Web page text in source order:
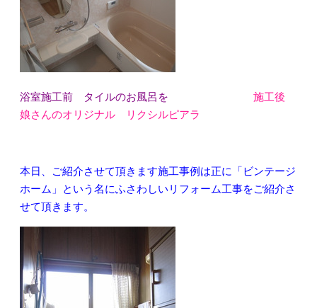
浴室施工前 タイルのお風呂を
施工後
娘さんのオリジナル リクシルピアラ
本日、ご紹介させて頂きます施工事例は正に「ビンテージ
ホーム」という名にふさわしいリフォーム工事をご紹介さ
せて頂きます。